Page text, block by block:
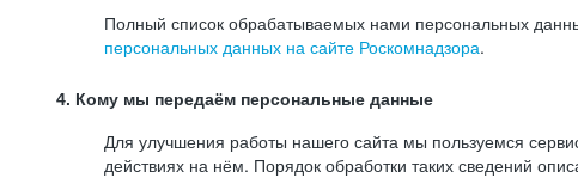
Полный список обрабатываемых нами персональных
персональных данных на сайте Роскомнадзора.
4. Кому мы передаём персональные данные
Для улучшения работы нашего сайта мы пользуемся
действиях на нём. Порядок обработки таких сведений